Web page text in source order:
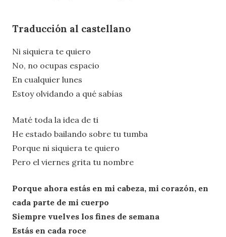
Traducción al castellano
Ni siquiera te quiero
No, no ocupas espacio
En cualquier lunes
Estoy olvidando a qué sabías
Maté toda la idea de ti
He estado bailando sobre tu tumba
Porque ni siquiera te quiero
Pero el viernes grita tu nombre
Porque ahora estás en mi cabeza, mi corazón, en
cada parte de mi cuerpo
Siempre vuelves los fines de semana
Estás en cada roce